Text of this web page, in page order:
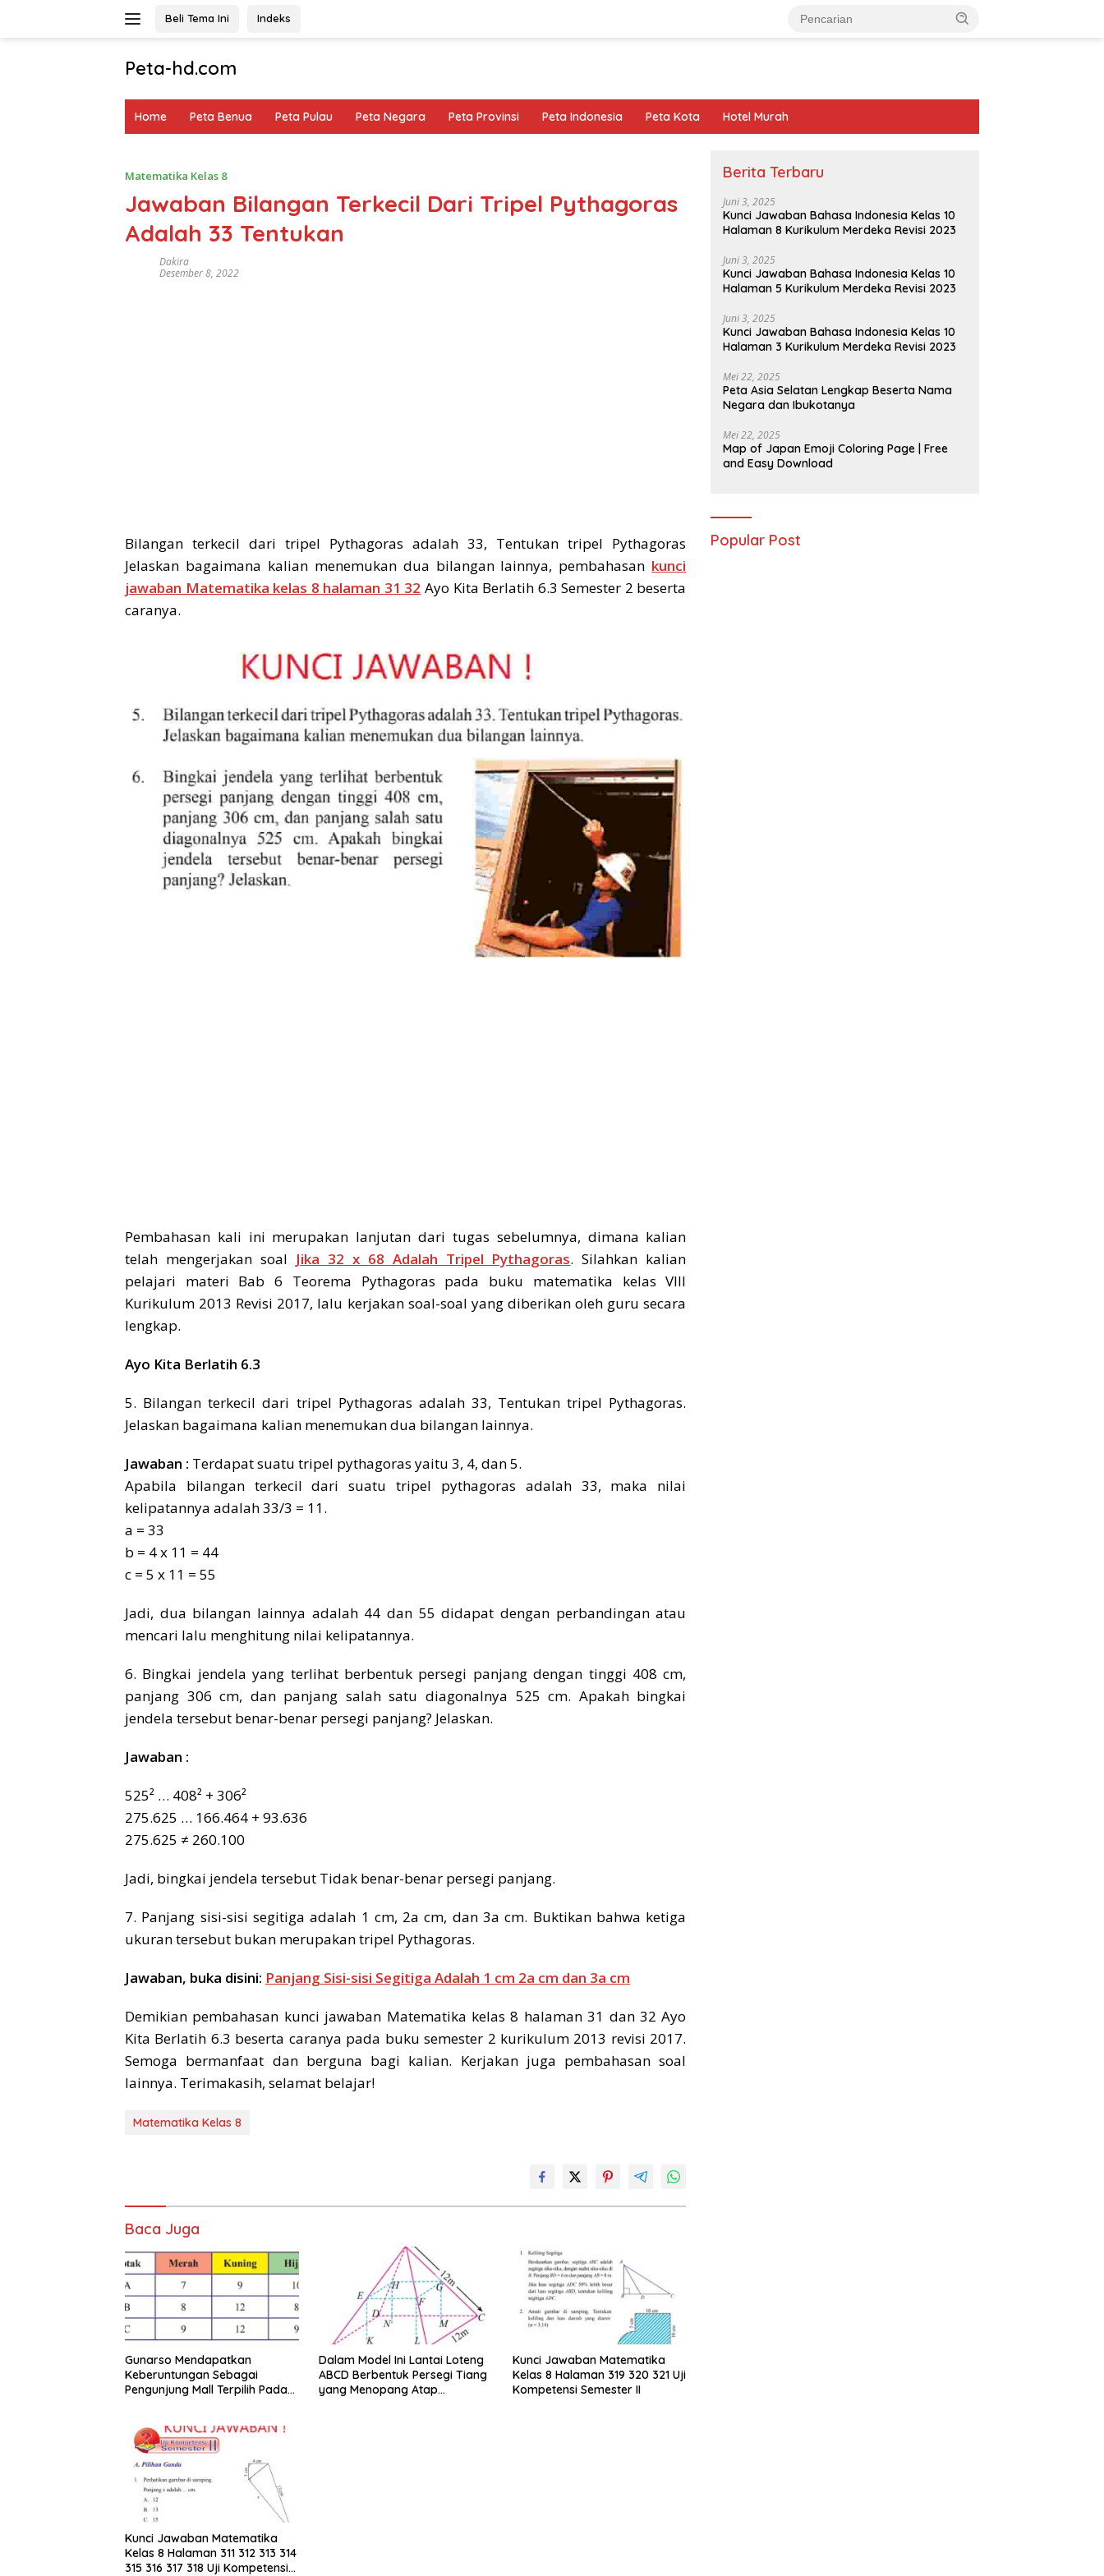
Beli Tema Ini Indeks
Peta-hd.com
Gambar
Home Peta Benua Peta Pulau Peta Negara Peta Provinsi Peta Indonesia Peta Kota Hotel Murah
Matematika Kelas 8
Jawaban Bilangan Terkecil Dari Tripel Pythagoras
Adalah 33 Tentukan
Dakira
Desember 8, 2022
Bilangan terkecil dari tripel Pythagoras adalah 33, Tentukan tripel Pythagoras
Jelaskan bagaimana kalian menemukan dua bilangan lainnya, pembahasan kunci
jawaban Matematika kelas 8 halaman 31 32 Ayo Kita Berlatih 6.3 Semester 2 beserta
caranya.
Pembahasan kali ini merupakan lanjutan dari tugas sebelumnya, dimana kalian
telah mengerjakan soal Jika 32 x 68 Adalah Tripel Pythagoras. Silahkan kalian
pelajari materi Bab 6 Teorema Pythagoras pada buku matematika kelas VIII
Kurikulum 2013 Revisi 2017, lalu kerjakan soal-soal yang diberikan oleh guru secara
lengkap.
Ayo Kita Berlatih 6.3
5. Bilangan terkecil dari tripel Pythagoras adalah 33, Tentukan tripel Pythagoras.
Jelaskan bagaimana kalian menemukan dua bilangan lainnya.
Jawaban : Terdapat suatu tripel pythagoras yaitu 3, 4, dan 5.
Apabila bilangan terkecil dari suatu tripel pythagoras adalah 33, maka nilai
kelipatannya adalah 33/3 = 11.
a = 33
b = 4 x 11 = 44
c = 5 x 11 = 55
Jadi, dua bilangan lainnya adalah 44 dan 55 didapat dengan perbandingan atau
mencari lalu menghitung nilai kelipatannya.
6. Bingkai jendela yang terlihat berbentuk persegi panjang dengan tinggi 408 cm,
panjang 306 cm, dan panjang salah satu diagonalnya 525 cm. Apakah bingkai
jendela tersebut benar-benar persegi panjang? Jelaskan.
Jawaban :
525² … 408² + 306²
275.625 … 166.464 + 93.636
275.625 ≠ 260.100
Jadi, bingkai jendela tersebut Tidak benar-benar persegi panjang.
7. Panjang sisi-sisi segitiga adalah 1 cm, 2a cm, dan 3a cm. Buktikan bahwa ketiga
ukuran tersebut bukan merupakan tripel Pythagoras.
Jawaban, buka disini: Panjang Sisi-sisi Segitiga Adalah 1 cm 2a cm dan 3a cm
Demikian pembahasan kunci jawaban Matematika kelas 8 halaman 31 dan 32 Ayo
Kita Berlatih 6.3 beserta caranya pada buku semester 2 kurikulum 2013 revisi 2017.
Semoga bermanfaat dan berguna bagi kalian. Kerjakan juga pembahasan soal
lainnya. Terimakasih, selamat belajar!
Matematika Kelas 8
Baca Juga
Gunarso Mendapatkan
Keberuntungan Sebagai
Pengunjung Mall Terpilih Pada
Dalam Model Ini Lantai Loteng
ABCD Berbentuk Persegi Tiang
yang Menopang Atap
Kunci Jawaban Matematika
Kelas 8 Halaman 319 320 321 Uji
Kompetensi Semester II
Kunci Jawaban Matematika
Kelas 8 Halaman 311 312 313 314
315 316 317 318 Uji Kompetensi
Berita Terbaru
Juni 3, 2025
Kunci Jawaban Bahasa Indonesia Kelas 10
Halaman 8 Kurikulum Merdeka Revisi 2023
Juni 3, 2025
Kunci Jawaban Bahasa Indonesia Kelas 10
Halaman 5 Kurikulum Merdeka Revisi 2023
Juni 3, 2025
Kunci Jawaban Bahasa Indonesia Kelas 10
Halaman 3 Kurikulum Merdeka Revisi 2023
Mei 22, 2025
Peta Asia Selatan Lengkap Beserta Nama
Negara dan Ibukotanya
Mei 22, 2025
Map of Japan Emoji Coloring Page | Free
and Easy Download
Popular Post